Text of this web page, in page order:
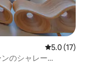
レビュー17
5.0 (17)
のシャレー